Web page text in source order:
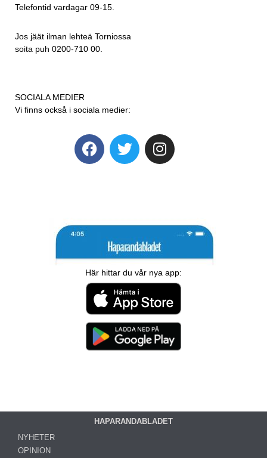
Telefontid vardagar 09-15.
Jos jäät ilman lehteä Torniossa
soita puh 0200-710 00.
SOCIALA MEDIER
Vi finns också i sociala medier:
Här hittar du vår nya app:
HAPARANDABLADET
NYHETER
OPINION